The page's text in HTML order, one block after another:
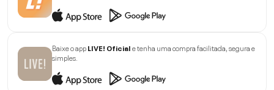
Baixe o appLIVE! Oficiale tenha uma compra facilitada, segura e
simples.